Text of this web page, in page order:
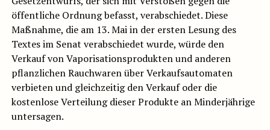
öffentliche Ordnung befasst, verabschiedet. Diese
Maßnahme, die am 13. Mai in der ersten Lesung des
Textes im Senat verabschiedet wurde, würde den
Verkauf von Vaporisationsprodukten und anderen
pflanzlichen Rauchwaren über Verkaufsautomaten
verbieten und gleichzeitig den Verkauf oder die
kostenlose Verteilung dieser Produkte an Minderjährige
untersagen.